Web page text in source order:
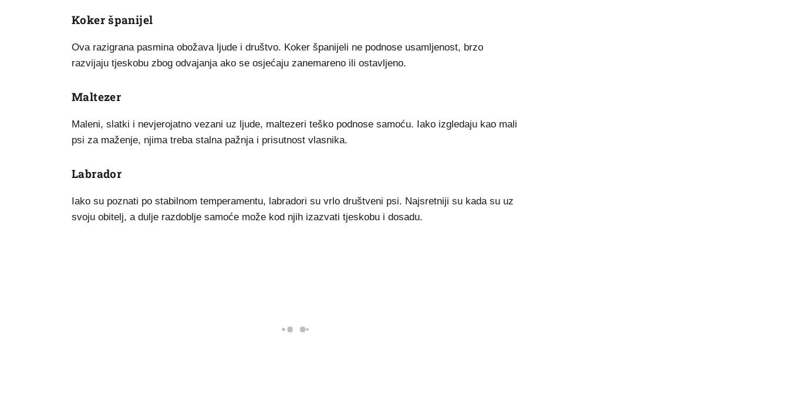
Koker španijel
Ova razigrana pasmina obožava ljude i društvo. Koker španijeli ne podnose usamljenost, brzo
razvijaju tjeskobu zbog odvajanja ako se osjećaju zanemareno ili ostavljeno.
Maltezer
Maleni, slatki i nevjerojatno vezani uz ljude, maltezeri teško podnose samoću. Iako izgledaju kao mali
psi za maženje, njima treba stalna pažnja i prisutnost vlasnika.
Labrador
Iako su poznati po stabilnom temperamentu, labradori su vrlo društveni psi. Najsretniji su kada su uz
svoju obitelj, a dulje razdoblje samoće može kod njih izazvati tjeskobu i dosadu.